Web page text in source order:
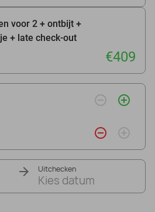
voor 2 + ontbijt +
+ late check-out
€409
remove_circle_outline add_circle_outline
remove_circle_outline add_circle_outline
Uitchecken
Kies datum